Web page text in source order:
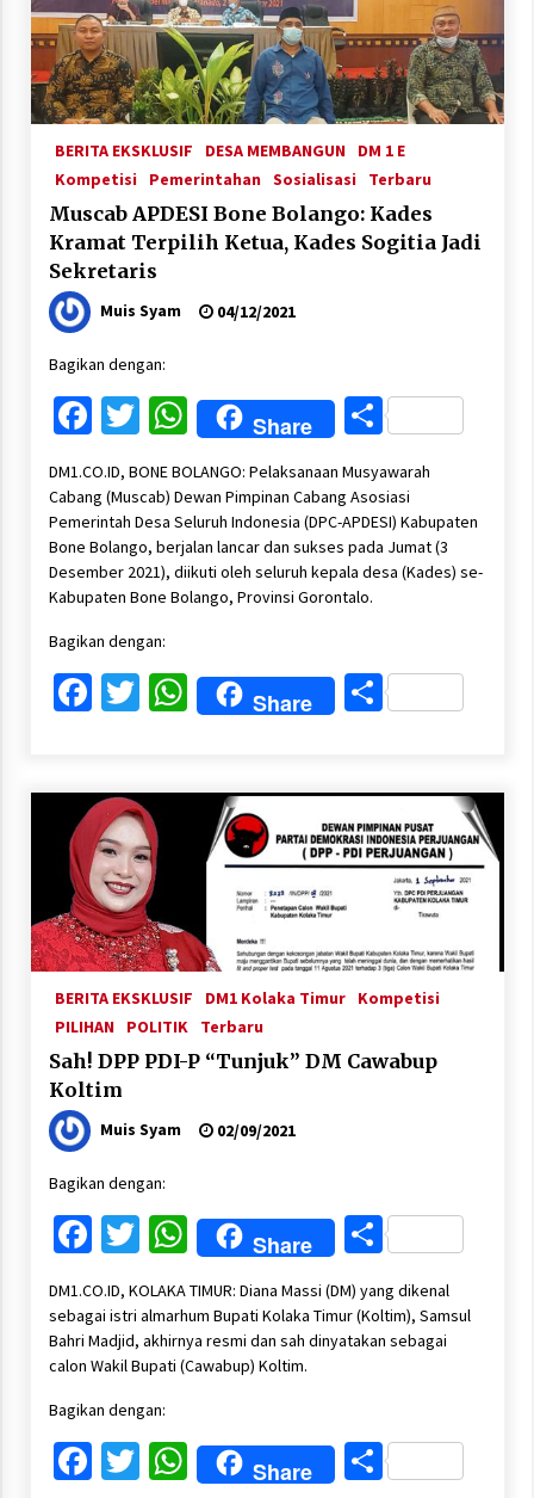
BERITA EKSKLUSIF DESA MEMBANGUN
DM 1 E
Kompetisi
Pemerintahan Sosialisasi Terbaru
Muscab APDESI Bone Bolango: Kades
Kramat Terpilih Ketua, Kades Sogitia Jadi
Sekretaris
Muis Syam 04/12/2021
Bagikan dengan:
Facebook
Twitter
WhatsApp
Share Share
DM1.CO.ID, BONE BOLANGO: Pelaksanaan Musyawarah
Cabang (Muscab) Dewan Pimpinan Cabang Asosiasi
Pemerintah Desa Seluruh Indonesia (DPC-APDESI) Kabupaten
Bone Bolango, berjalan lancar dan sukses pada Jumat (3
Desember 2021), diikuti oleh seluruh kepala desa (Kades) se-
Kabupaten Bone Bolango, Provinsi Gorontalo.
Bagikan dengan:
Facebook
Twitter
WhatsApp
Share Share
BERITA EKSKLUSIF DM1 Kolaka Timur
Kompetisi
PILIHAN
POLITIK Terbaru
Sah! DPP PDI-P “Tunjuk” DM Cawabup
Koltim
Muis Syam 02/09/2021
Bagikan dengan:
Facebook
Twitter
WhatsApp
Share Share
DM1.CO.ID, KOLAKA TIMUR: Diana Massi (DM) yang dikenal
sebagai istri almarhum Bupati Kolaka Timur (Koltim), Samsul
Bahri Madjid, akhirnya resmi dan sah dinyatakan sebagai
calon Wakil Bupati (Cawabup) Koltim.
Bagikan dengan:
Facebook
Twitter
WhatsApp
Share Share